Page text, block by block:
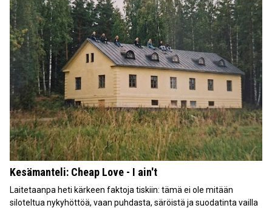
Kesämanteli: Cheap Love - I ain't
Laitetaanpa heti kärkeen faktoja tiskiin: tämä ei ole mitään
siloteltua nykyhöttöä, vaan puhdasta, säröistä ja suodatinta vailla